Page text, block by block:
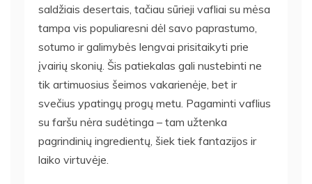
saldžiais desertais, tačiau sūrieji vafliai su mėsa
tampa vis populiaresni dėl savo paprastumo,
sotumo ir galimybės lengvai prisitaikyti prie
įvairių skonių. Šis patiekalas gali nustebinti ne
tik artimuosius šeimos vakarienėje, bet ir
svečius ypatingų progų metu. Pagaminti vaflius
su faršu nėra sudėtinga – tam užtenka
pagrindinių ingredientų, šiek tiek fantazijos ir
laiko virtuvėje.